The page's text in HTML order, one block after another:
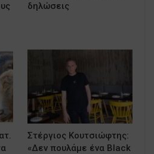
δηλώσεις
Στέργιος Κουτσιώφτης:
«Δεν πουλάμε ένα Black